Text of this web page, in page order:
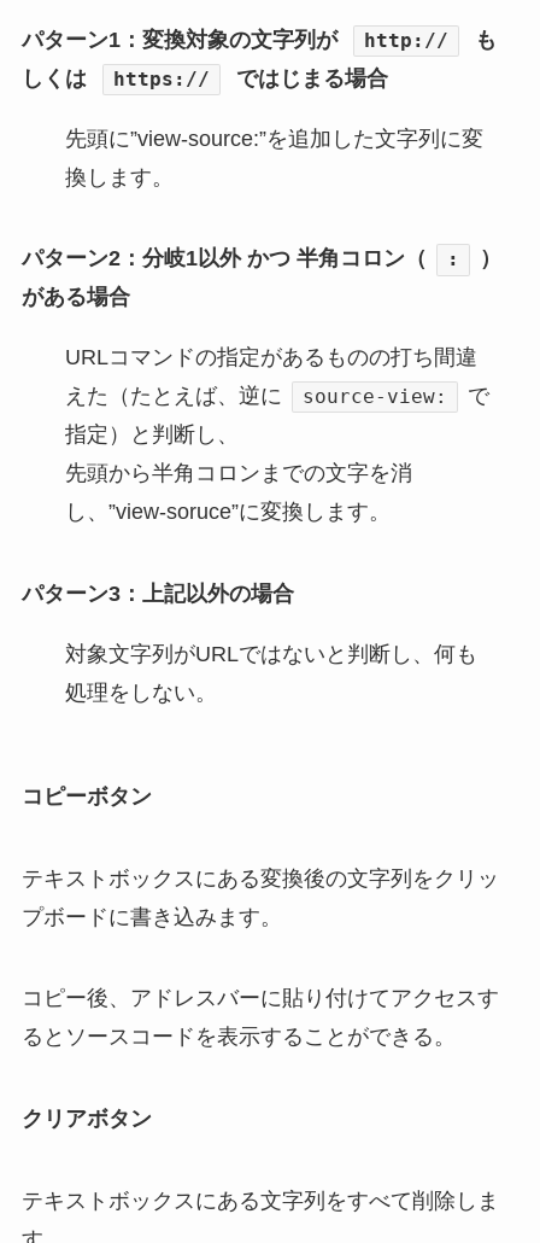
パターン1：変換対象の文字列が http://
も
しくは
https:// ではじまる場合
先頭に”view-source:”を追加した文字列に変
換します。
パターン2：分岐1以外 かつ 半角コロン（ :
）
がある場合
URLコマンドの指定があるものの打ち間違
えた（たとえば、逆に
source-view:
で
指定）と判断し、
先頭から半角コロンまでの文字を消
し、”view-soruce”に変換します。
パターン3：上記以外の場合
対象文字列がURLではないと判断し、何も
処理をしない。
コピーボタン
テキストボックスにある変換後の文字列をクリッ
プボードに書き込みます。
コピー後、アドレスバーに貼り付けてアクセスす
るとソースコードを表示することができる。
クリアボタン
テキストボックスにある文字列をすべて削除しま